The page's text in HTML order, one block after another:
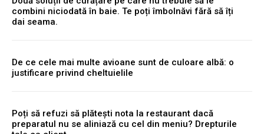
combini niciodată în baie. Te poți îmbolnăvi fără să îți
dai seama.
De ce cele mai multe avioane sunt de culoare albă: o
justificare privind cheltuielile
Poți să refuzi să plătești nota la restaurant dacă
preparatul nu se aliniază cu cel din meniu? Drepturile